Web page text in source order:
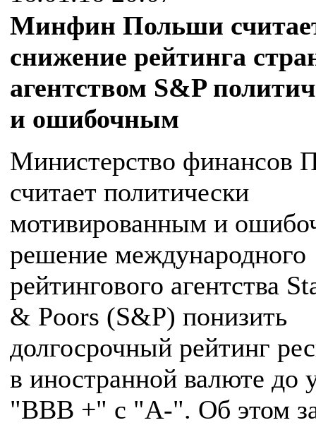
Минфин Польши
снижение рейтинга
агентством S&P
и ошибочным
Министерство финансов
считает политически
мотивированным и
решение международного
рейтингового агентства
& Poors (S&P) понизить
долгосрочный рейтинг
в иностранной валюте до
"BBB +" с "A-". Об этом